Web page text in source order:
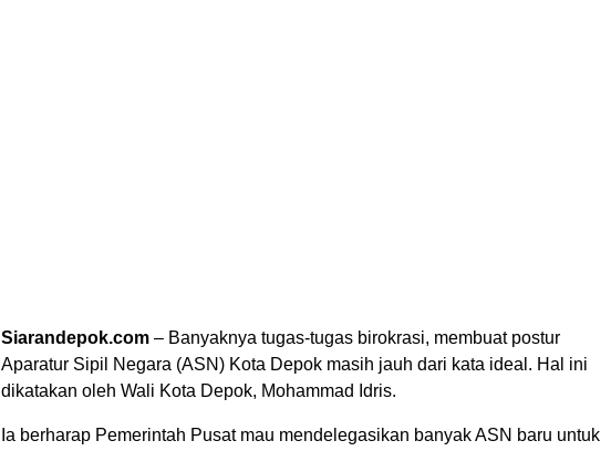
Siarandepok.com – Banyaknya tugas-tugas birokrasi, membuat postur
Aparatur Sipil Negara (ASN) Kota Depok masih jauh dari kata ideal. Hal ini
dikatakan oleh Wali Kota Depok, Mohammad Idris.
Ia berharap Pemerintah Pusat mau mendelegasikan banyak ASN baru untuk